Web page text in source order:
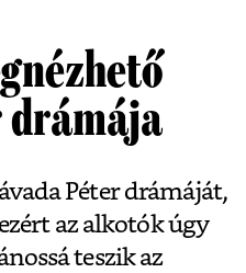
drámája
Péter drámáját,
az alkotók úgy
teszik az